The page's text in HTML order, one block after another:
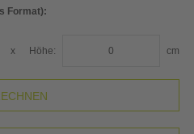
Format):
x Höhe: cm